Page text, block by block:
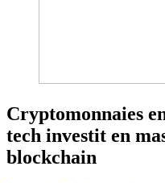
Cryptomonnaies
tech investit en
blockchain